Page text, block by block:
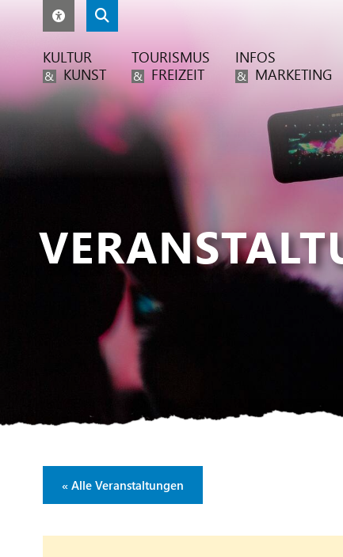
KULTUR
& KUNST
TOURISMUS
& FREIZEIT
INFOS
& MARKETING
« Alle Veranstaltungen